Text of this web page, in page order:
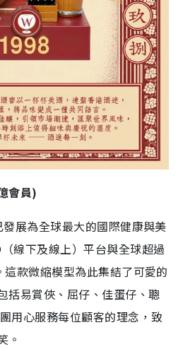
會員)
展為全球最大的國際健康與美
線下及線上）平台與全球超過
款微縮模型為此集結了可愛的
括易賞俠、屈仔、佳蛋仔、聰
用心服務每位顧客的理念，致
。